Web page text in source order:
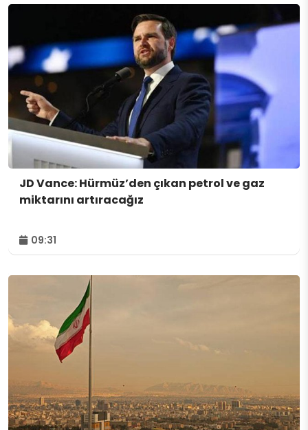
JD Vance: Hürmüz’den çıkan petrol ve gaz
miktarını artıracağız
09:31